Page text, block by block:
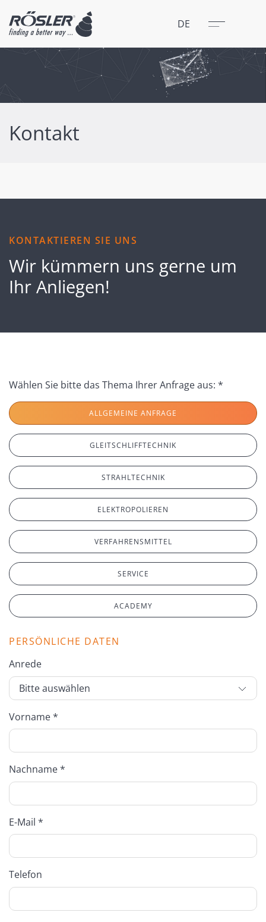
DE Menü
Schließen
Kontakt
KONTAKTIEREN SIE UNS
Wir kümmern uns gerne um
Ihr Anliegen!
Wählen Sie bitte das Thema Ihrer Anfrage aus: *
ALLGEMEINE ANFRAGE
GLEITSCHLIFFTECHNIK
STRAHLTECHNIK
ELEKTROPOLIEREN
VERFAHRENSMITTEL
SERVICE
ACADEMY
PERSÖNLICHE DATEN
Anrede
Vorname *
Nachname *
E-Mail *
Telefon